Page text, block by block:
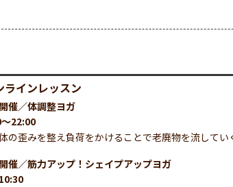
ラインレッスン
催／体調整ヨガ
22:00
の歪みを整え負荷をかけることで老廃物を流してい
催／筋力アップ！シェイプアップヨガ